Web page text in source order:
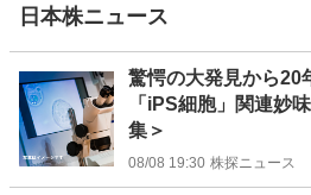
日本株ニュース
驚愕の大発見から20
「iPS細胞」関連妙
集＞
08/08 19:30 株探ニュース